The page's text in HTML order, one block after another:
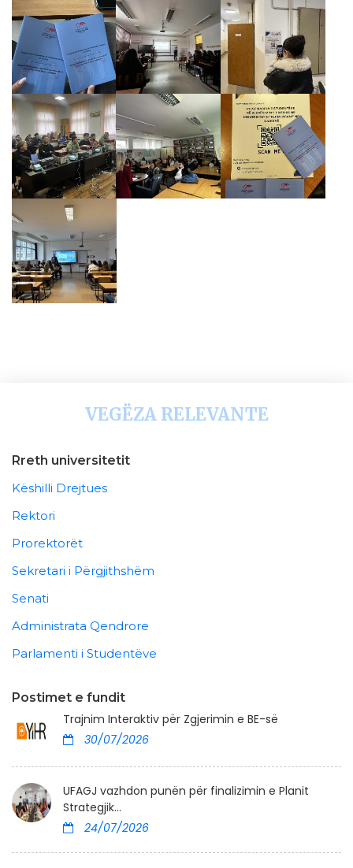
VEGËZA RELEVANTE
Rreth universitetit
Këshilli Drejtues
Rektori
Prorektorët
Sekretari i Përgjithshëm
Senati
Administrata Qendrore
Parlamenti i Studentëve
Postimet e fundit
Trajnim Interaktiv për Zgjerimin e BE-së
30/07/2026
UFAGJ vazhdon punën për finalizimin e Planit
Strategjik...
24/07/2026